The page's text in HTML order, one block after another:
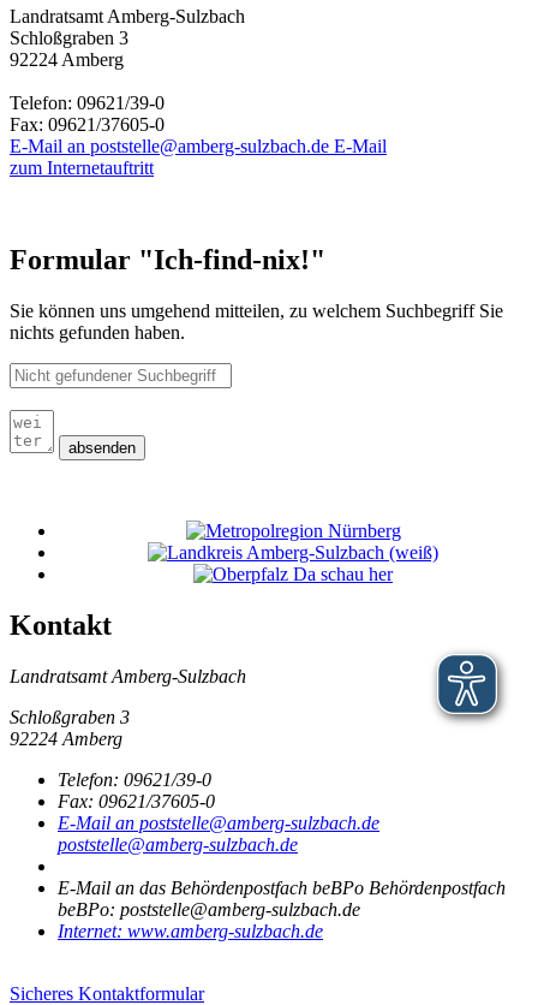
Landratsamt Amberg-Sulzbach
Schloßgraben 3
92224 Amberg
Telefon: 09621/39-0
Fax: 09621/37605-0
E-Mail an poststelle@amberg-sulzbach.de E-Mail
zum Internetauftritt
Formular "Ich-find-nix!"
Sie können uns umgehend mitteilen, zu welchem Suchbegriff Sie
nichts gefunden haben.
absenden
Kontakt
Landratsamt Amberg-Sulzbach
Schloßgraben 3
92224 Amberg
Telefon: 09621/39-0
Fax: 09621/37605-0
E-Mail an poststelle@amberg-sulzbach.de
poststelle@amberg-sulzbach.de
E-Mail an das Behördenpostfach beBPo Behördenpostfach
beBPo: poststelle@amberg-sulzbach.de
Internet: www.amberg-sulzbach.de
Sicheres Kontaktformular